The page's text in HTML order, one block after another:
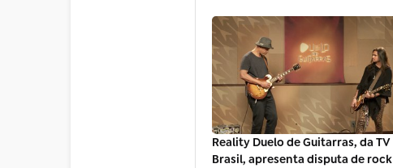
Reality Duelo de Guitarras, da TV
Brasil, apresenta disputa de rock